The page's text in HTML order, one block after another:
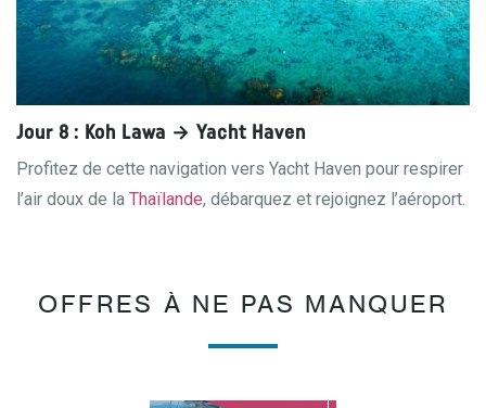
Jour 8 : Koh Lawa → Yacht Haven
Profitez de cette navigation vers Yacht Haven pour respirer
l’air doux de la Thaïlande, débarquez et rejoignez l’aéroport.
OFFRES À NE PAS MANQUER